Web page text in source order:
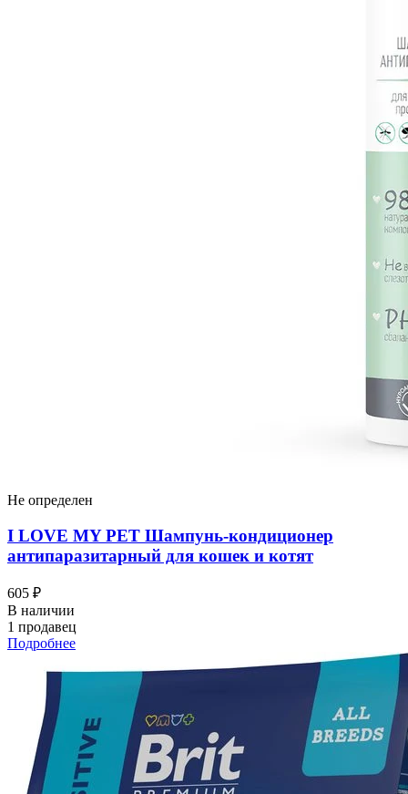
Не определен
I LOVЕ MY PET Шампунь-кондиционер
антипаразитарный для кошек и котят
605 ₽
В наличии
1 продавец
Подробнее